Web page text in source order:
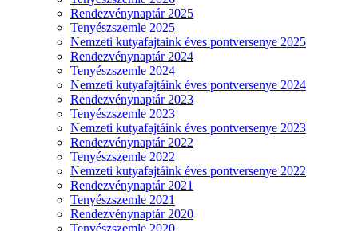
Rendezvénynaptár 2025
Tenyészszemle 2025
Nemzeti kutyafajtaink éves pontversenye 2025
Rendezvénynaptár 2024
Tenyészszemle 2024
Nemzeti kutyafajtáink éves pontversenye 2024
Rendezvénynaptár 2023
Tenyészszemle 2023
Nemzeti kutyafajtáink éves pontversenye 2023
Rendezvénynaptár 2022
Tenyészszemle 2022
Nemzeti kutyafajtáink éves pontversenye 2022
Rendezvénynaptár 2021
Tenyészszemle 2021
Rendezvénynaptár 2020
Tenyészszemle 2020